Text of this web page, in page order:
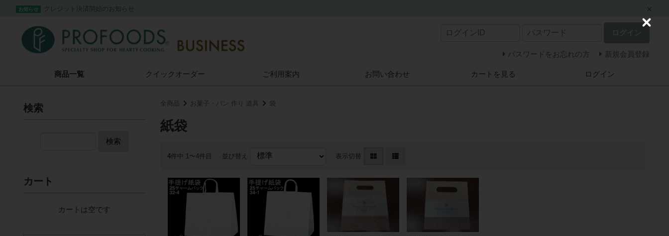
お知らせ クレジット決済開始のお知らせ
パスワードをお忘れの方 新規会員登録
商品一覧 クイック オーダー ご利用案内 お問い合わせ カートを見る ログイン
全商品 お菓子・パン 作り 道具 袋
紙袋
4件中 1〜4件目 並び替え 表示切替
検索
検索
カート
カートは空です
C
s
e